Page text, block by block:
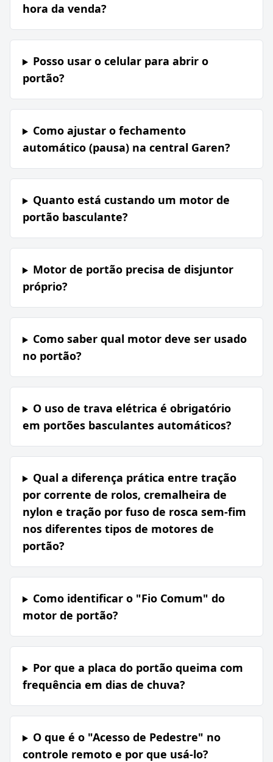
hora da venda?
Posso usar o celular para abrir o
portão?
Como ajustar o fechamento
automático (pausa) na central Garen?
Quanto está custando um motor de
portão basculante?
Motor de portão precisa de disjuntor
próprio?
Como saber qual motor deve ser usado
no portão?
O uso de trava elétrica é obrigatório
em portões basculantes automáticos?
Qual a diferença prática entre tração
por corrente de rolos, cremalheira de
nylon e tração por fuso de rosca sem-fim
nos diferentes tipos de motores de
portão?
Como identificar o "Fio Comum" do
motor de portão?
Por que a placa do portão queima com
frequência em dias de chuva?
O que é o "Acesso de Pedestre" no
controle remoto e por que usá-lo?